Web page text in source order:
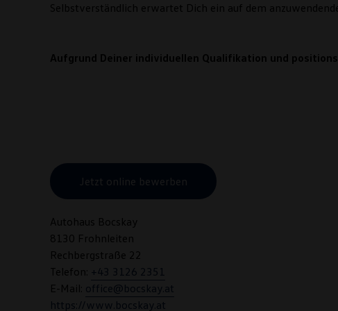
Selbstverständlich erwartet Dich ein auf dem
Aufgrund Deiner individuellen Qualifikation und
Jetzt online bewerben
Autohaus Bocskay
8130 Frohnleiten
Rechbergstraße 22
Telefon: +43 3126 2351
E-Mail: office@bocskay.at
https://www.bocskay.at